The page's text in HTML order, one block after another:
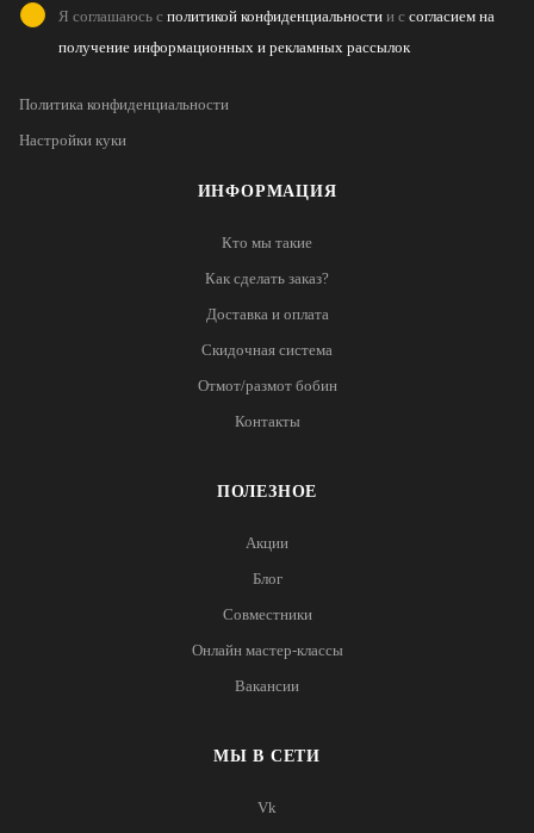
ИНФОРМАЦИЯ
Кто мы такие
Как сделать заказ?
Доставка и оплата
Скидочная система
Отмот/размот бобин
Контакты
ПОЛЕЗНОЕ
Акции
Блог
Совместники
Онлайн мастер-классы
Вакансии
МЫ В СЕТИ
Vk
Я соглашаюсь с политикой конфиденциальности и с согласием на
получение информационных и рекламных рассылок
Политика конфиденциальности
Настройки куки